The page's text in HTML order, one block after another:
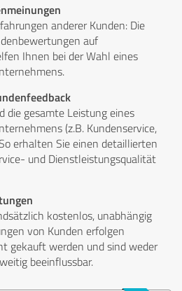
anderer Kunden: Die
auf
Ihnen bei der Wahl eines
die gesamte Leistung eines
(z.B. Kundenservice,
erhalten Sie einen detaillierten
und Dienstleistungsqualität
kostenlos, unabhängig
von Kunden erfolgen
gekauft werden und sind weder
beeinflussbar.